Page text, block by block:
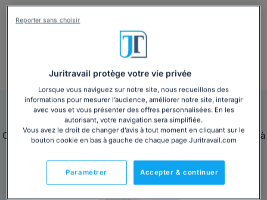
+ 3 000 consultations par mois
Nos avocats sont en ligne pour vous répondre
Ces avocats sont disponibles immédiatement pour répondre à
toutes vos questions juridiques.
Juritravail protège votre vie privée
Lorsque vous naviguez sur notre site, nous recueillons des
informations pour mesurer l’audience, améliorer notre site, interagir
avec vous et vous présenter des offres personnalisées. En les
autorisant, votre navigation sera simplifiée.
Vous avez le droit de changer d’avis à tout moment en cliquant sur le
bouton cookie en bas à gauche de chaque page Juritravail.com
Accepter & continuer
Paramétrer
Reporter sans choisir